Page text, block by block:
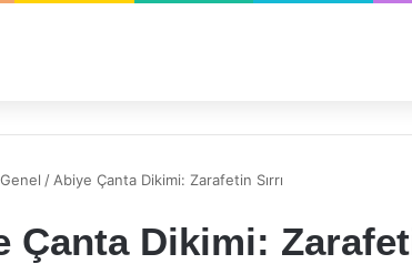
Genel / Abiye Çanta Dikimi: Zarafetin Sırrı
Çanta Dikimi: